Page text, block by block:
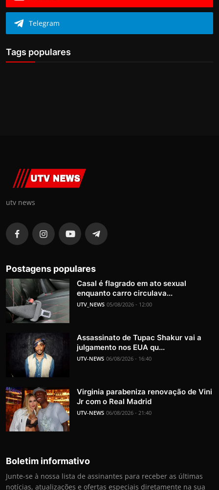
Telegram
Tags populares
utv news
Postagens populares
Casal é flagrado em ato sexual
enquanto carro circulava...
UTV_NEWS 05/08/2026 - 12:00
Assassinato de Tupac Shakur vai a
julgamento nos EUA qu...
UTV-NEWS 06/08/2026 - 16:40
Virginia parabeniza renovação de Vini
Jr com o Real Madrid
UTV-NEWS 06/08/2026 - 21:40
Boletim informativo
Junte-se à nossa lista de assinantes para receber as últimas
notícias, atualizações e ofertas especiais diretamente na sua